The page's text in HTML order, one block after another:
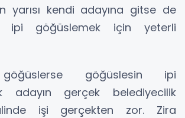
yarısı kendi adayına gitse de
ipi göğüslemek için yeterli
göğüslesin ipi
adayın gerçek belediyecilik
işi gerçekten zor. Zira